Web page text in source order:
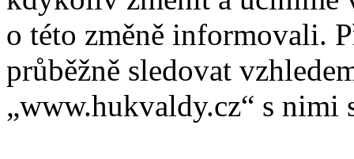
o této změně informovali.
průběžně sledovat
„www.hukvaldy.cz“ s nimi